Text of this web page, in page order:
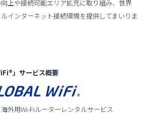
上や接続可能エリア拡充に取り組み、世界
インターネット接続環境を提供してまいりま
」サービス概要
外用Wi-Fiルーターレンタルサービス